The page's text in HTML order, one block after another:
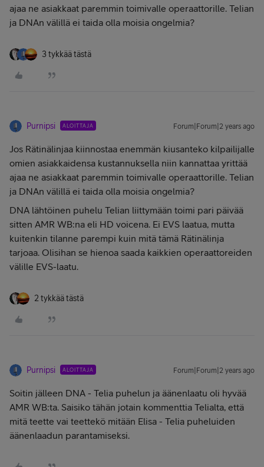
ajaa ne asiakkaat paremmin toimivalle operaattorille. Telian
ja DNAn välillä ei taida olla moisia ongelmia?
3 tykkää tästä
Purnipsi ALOITTAJA Forum|Forum|2 years ago
Jos Rätinälinjaa kiinnostaa enemmän kiusanteko kilpailijalle
omien asiakkaidensa kustannuksella niin kannattaa yrittää
ajaa ne asiakkaat paremmin toimivalle operaattorille. Telian
ja DNAn välillä ei taida olla moisia ongelmia?
DNA lähtöinen puhelu Telian liittymään toimi pari päivää
sitten AMR WB:na eli HD voicena. Ei EVS laatua, mutta
kuitenkin tilanne parempi kuin mitä tämä Rätinälinja
tarjoaa. Olisihan se hienoa saada kaikkien operaattoreiden
välille EVS-laatu.
2 tykkää tästä
Purnipsi ALOITTAJA Forum|Forum|2 years ago
Soitin jälleen DNA - Telia puhelun ja äänenlaatu oli hyvää
AMR WB:ta. Saisiko tähän jotain kommenttia Telialta, että
mitä teette vai teettekö mitään Elisa - Telia puheluiden
äänenlaadun parantamiseksi.